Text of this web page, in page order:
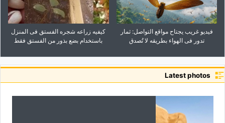
فیدیو غریب یجتاح مواقع التواصل: ثمار
تدور فی الهواء بطریقه لا تُصدق
کیفیه زراعه شجره الفستق فی المنزل
باستخدام بضع بذور من الفستق فقط
Latest photos